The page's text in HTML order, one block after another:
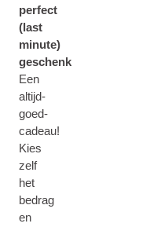
perfect
(last
minute)
geschenk
Een
altijd-
goed-
cadeau!
Kies
zelf
het
bedrag
en